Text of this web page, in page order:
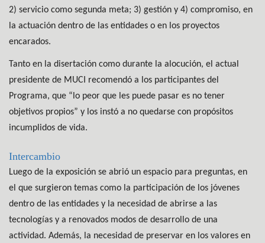
2) servicio como segunda meta; 3) gestión y 4) compromiso, en
la actuación dentro de las entidades o en los proyectos
encarados.
Tanto en la disertación como durante la alocución, el actual
presidente de MUCI recomendó a los participantes del
Programa, que “lo peor que les puede pasar es no tener
objetivos propios” y los instó a no quedarse con propósitos
incumplidos de vida.
Intercambio
Luego de la exposición se abrió un espacio para preguntas, en
el que surgieron temas como la participación de los jóvenes
dentro de las entidades y la necesidad de abrirse a las
tecnologías y a renovados modos de desarrollo de una
actividad. Además, la necesidad de preservar en los valores en